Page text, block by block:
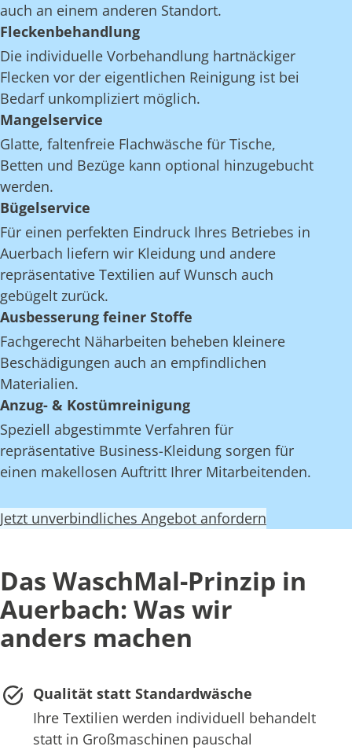
auch an einem anderen Standort.
Fleckenbehandlung
Die individuelle Vorbehandlung hartnäckiger
Flecken vor der eigentlichen Reinigung ist bei
Bedarf unkompliziert möglich.
Mangelservice
Glatte, faltenfreie Flachwäsche für Tische,
Betten und Bezüge kann optional hinzugebucht
werden.
Bügelservice
Für einen perfekten Eindruck Ihres Betriebes in
Auerbach liefern wir Kleidung und andere
repräsentative Textilien auf Wunsch auch
gebügelt zurück.
Ausbesserung feiner Stoffe
Fachgerecht Näharbeiten beheben kleinere
Beschädigungen auch an empfindlichen
Materialien.
Anzug- & Kostümreinigung
Speziell abgestimmte Verfahren für
repräsentative Business-Kleidung sorgen für
einen makellosen Auftritt Ihrer Mitarbeitenden.
Jetzt unverbindliches Angebot anfordern
Das WaschMal-Prinzip in
Auerbach: Was wir
anders machen
Qualität statt Standardwäsche
Ihre Textilien werden individuell behandelt
statt in Großmaschinen pauschal